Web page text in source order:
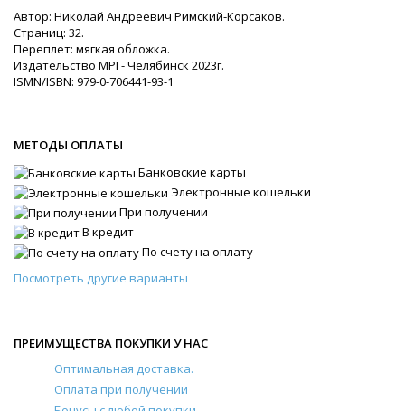
Автор: Николай Андреевич Римский-Корсаков.
Страниц: 32.
Переплет: мягкая обложка.
Издательство MPI - Челябинск 2023г.
ISMN/ISBN: 979-0-706441-93-1
МЕТОДЫ ОПЛАТЫ
Банковские карты
Электронные кошельки
При получении
В кредит
По счету на оплату
Посмотреть другие варианты
ПРЕИМУЩЕСТВА ПОКУПКИ У НАС
Оптимальная доставка.
Оплата при получении